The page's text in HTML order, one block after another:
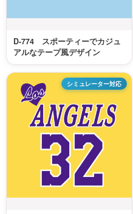
D-774 スポーティーでカジュ
アルなテープ風デザイン
シミュレーター対応